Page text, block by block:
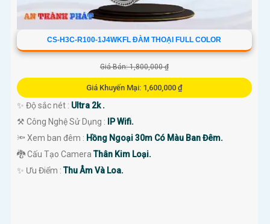
CS-H3C-R100-1J4WKFL ĐÀM THOẠI FULL COLOR
Giá Bán: 1,800,000 ₫
Giá Khuyến Mại: 1,600,000 ₫
✨ Độ sắc nét : Ultra 2k .
⚒ Công Nghệ Sử Dụng : IP Wifi.
🔦 Xem ban đêm : Hồng Ngoại 30m Có Màu Ban Đêm.
🐉️ Cấu Tạo CameraThân Kim Loại.
️✨ Ưu Điểm :Thu Âm Và Loa.